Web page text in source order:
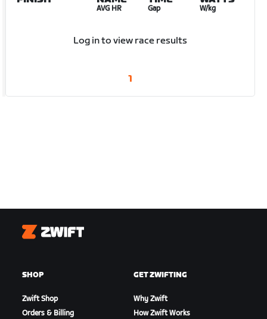
AVG HR Gap W/kg
Log in to view race results
1
Zwift
SHOP
Zwift Shop
Orders & Billing
GET ZWIFTING
Why Zwift
How Zwift Works